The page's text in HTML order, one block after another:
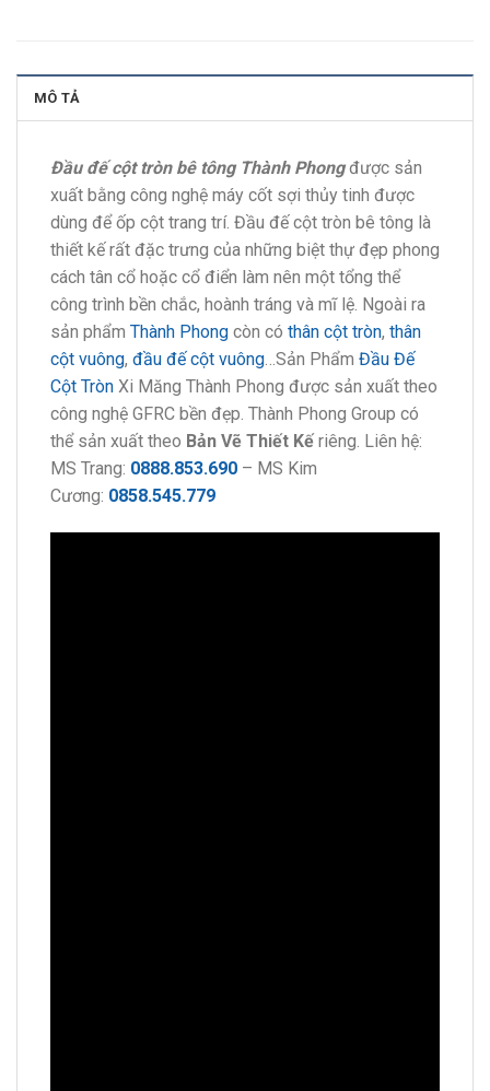
MÔ TẢ
Đầu đế cột tròn bê tông Thành Phongđược sản
xuất bằng công nghệ máy cốt sợi thủy tinh được
dùng để ốp cột trang trí. Đầu đế cột tròn bê tông là
thiết kế rất đặc trưng của những biệt thự đẹp phong
cách tân cổ hoặc cổ điển làm nên một tổng thể
công trình bền chắc, hoành tráng và mĩ lệ. Ngoài ra
sản phẩm Thành Phong còn có thân cột tròn, thân
cột vuông, đầu đế cột vuông …Sản Phẩm Đầu Đế
Cột Tròn Xi Măng Thành Phong được sản xuất theo
công nghệ GFRC bền đẹp. Thành Phong Group có
thể sản xuất theo Bản Vẽ Thiết Kếriêng. Liên hệ:
MS Trang: 0888.853.690 – MS Kim
Cương: 0858.545.779